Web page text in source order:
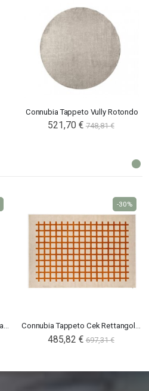
Connubia Tappeto Vully Rotondo
521,70 € 748,81 €
Connubia tappeto Cek rettangolare 240X160 Connubia Tappeto Cek Rettangolare 300X200
485,82 € 697,31 €
-30%